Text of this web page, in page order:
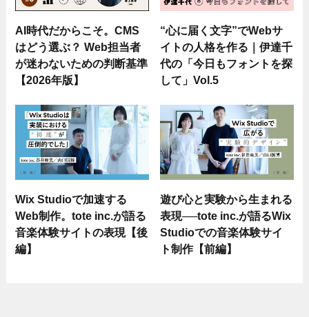
AI時代だからこそ。CMS
はどう選ぶ？ Web担当者
が迷わないための判断基準
【2026年版】
“心に届く文字”でWebサ
イトの人格を作る｜伊達千
代の「今日もフォントを探
して」Vol.5
Wix Studioで加速する
Web制作。tote inc.が語る
音楽体験サイトの表現【後
編】
遊び心と実験から生まれる
表現──tote inc.が語るWix
Studioでの音楽体験サイ
ト制作【前編】